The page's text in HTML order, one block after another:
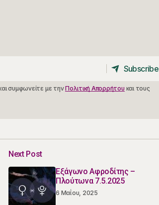
Subscribe
συμφωνείτε με τηνΠολιτική Απορρήτου και τους
Next Post
Εξάγωνο Αφροδίτης –
Πλούτωνα 7.5.2025
6 Μαΐου, 2025